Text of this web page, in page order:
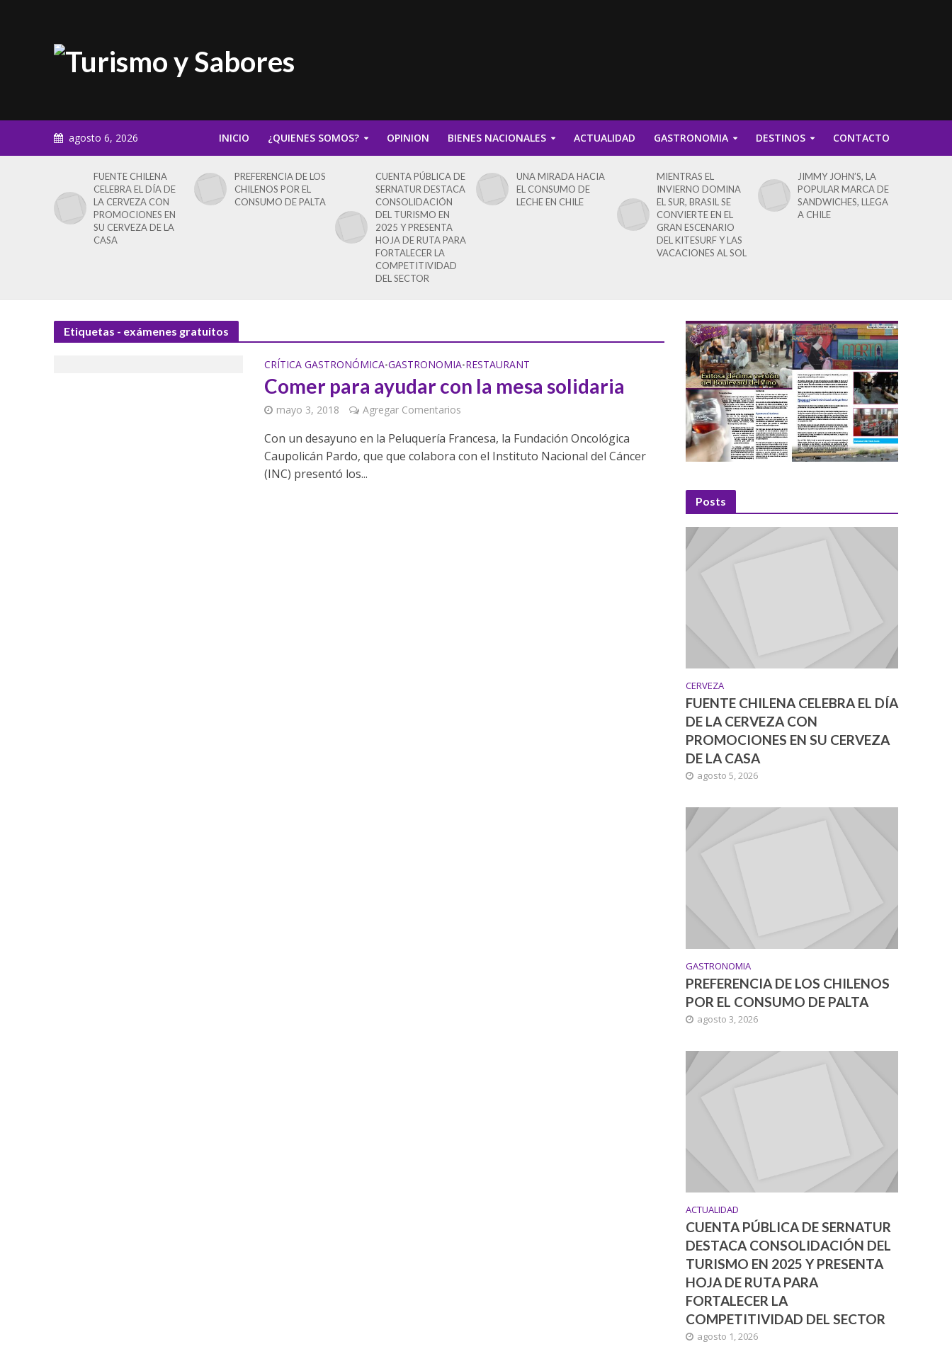
agosto 6, 2026 INICIO ¿QUIENES SOMOS? OPINION BIENES NACIONALES ACTUALIDAD GASTRONOMIA DESTINOS CONTACTO
FUENTE CHILENA
CELEBRA EL DÍA DE
LA CERVEZA CON
PROMOCIONES EN
SU CERVEZA DE LA
CASA
PREFERENCIA DE LOS
CHILENOS POR EL
CONSUMO DE PALTA
CUENTA PÚBLICA DE
SERNATUR DESTACA
CONSOLIDACIÓN
DEL TURISMO EN
2025 Y PRESENTA
HOJA DE RUTA PARA
FORTALECER LA
COMPETITIVIDAD
DEL SECTOR
UNA MIRADA HACIA
EL CONSUMO DE
LECHE EN CHILE
MIENTRAS EL
INVIERNO DOMINA
EL SUR, BRASIL SE
CONVIERTE EN EL
GRAN ESCENARIO
DEL KITESURF Y LAS
VACACIONES AL SOL
JIMMY JOHN’S, LA
POPULAR MARCA DE
SANDWICHES, LLEGA
A CHILE
Etiquetas - exámenes gratuitos
CRÍTICA GASTRONÓMICA•GASTRONOMIA•RESTAURANT
Comer para ayudar con la mesa solidaria
mayo 3, 2018 Agregar Comentarios
Con un desayuno en la Peluquería Francesa, la Fundación Oncológica
Caupolicán Pardo, que que colabora con el Instituto Nacional del Cáncer
(INC) presentó los...
Posts
CERVEZA
FUENTE CHILENA CELEBRA EL DÍA
DE LA CERVEZA CON
PROMOCIONES EN SU CERVEZA
DE LA CASA
agosto 5, 2026
GASTRONOMIA
PREFERENCIA DE LOS CHILENOS
POR EL CONSUMO DE PALTA
agosto 3, 2026
ACTUALIDAD
CUENTA PÚBLICA DE SERNATUR
DESTACA CONSOLIDACIÓN DEL
TURISMO EN 2025 Y PRESENTA
HOJA DE RUTA PARA
FORTALECER LA
COMPETITIVIDAD DEL SECTOR
agosto 1, 2026